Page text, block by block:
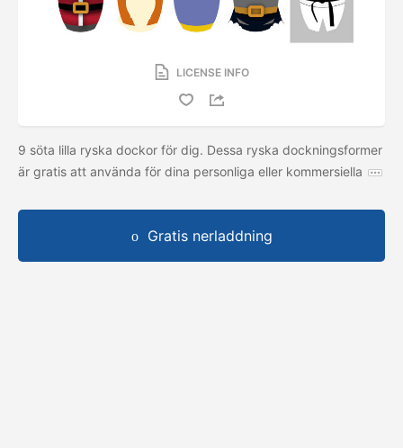
LICENSE INFO
9 söta lilla ryska dockor för dig. Dessa ryska dockningsformer
är gratis att använda för dina personliga eller kommersiella
Gratis nerladdning